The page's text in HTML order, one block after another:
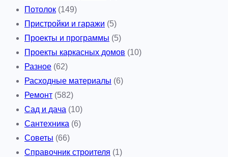
Потолок (149)
Пристройки и гаражи (5)
Проекты и программы (5)
Проекты каркасных домов (10)
Разное (62)
Расходные материалы (6)
Ремонт (582)
Сад и дача (10)
Сантехника (6)
Советы (66)
Справочник строителя (1)